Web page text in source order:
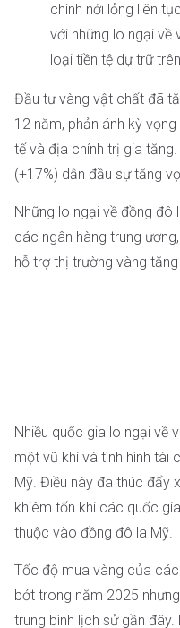
chính nới lỏng liên
với những lo ngại
loại tiền tệ dự trữ
Đầu tư vàng vật chất đã
12 năm, phản ánh kỳ
tế và địa chính trị gia
(+17%) dẫn đầu sự tăng
Những lo ngại về đồng
các ngân hàng trung
hỗ trợ thị trường vàng
Nhiều quốc gia lo ngại về
một vũ khí và tình hình tài
Mỹ. Điều này đã thúc đẩy
khiêm tốn khi các quốc
thuộc vào đồng đô la Mỹ.
Tốc độ mua vàng của
bớt trong năm 2025
trung bình lịch sử gần